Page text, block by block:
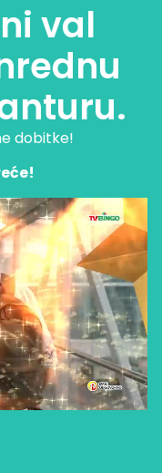
val
dobitke!